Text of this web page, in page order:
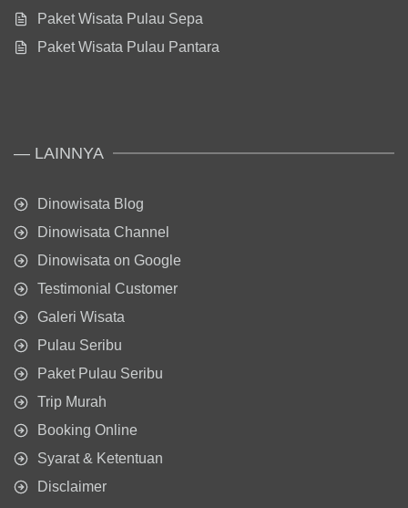
Paket Wisata Pulau Sepa
Paket Wisata Pulau Pantara
— LAINNYA
Dinowisata Blog
Dinowisata Channel
Dinowisata on Google
Testimonial Customer
Galeri Wisata
Pulau Seribu
Paket Pulau Seribu
Trip Murah
Booking Online
Syarat & Ketentuan
Disclaimer